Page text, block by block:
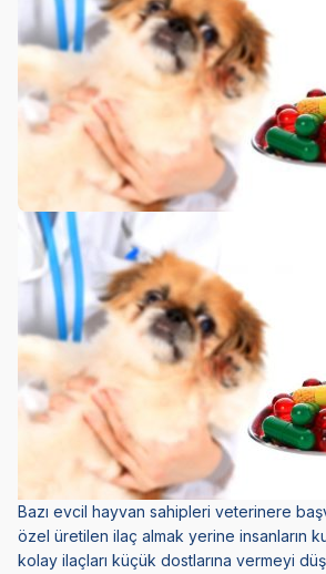
Bazı evcil hayvan sahipleri veterinere
özel üretilen ilaç almak yerine insanların
kolay ilaçları küçük dostlarına vermeyi